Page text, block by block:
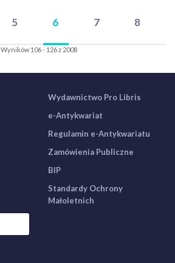
5 6 7 8
Wyników 106 - 126 z 2008
Wydawnictwo Pro Libris
e-Antykwariat
Regulamin e-Antykwariatu
Zamówienia Publiczne
BIP
Standardy Ochrony
Małoletnich